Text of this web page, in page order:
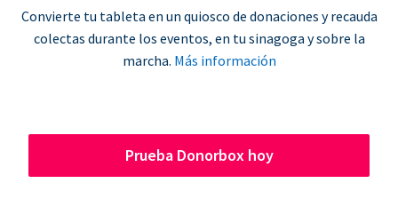
Convierte tu tableta en un quiosco de donaciones y recauda
colectas durante los eventos, en tu sinagoga y sobre la
marcha. Más información
Prueba Donorbox hoy